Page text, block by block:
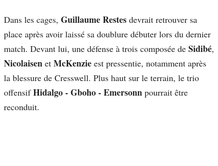
Dans les cages, Guillaume Restes devrait retrouver sa
place après avoir laissé sa doublure débuter lors du dernier
match. Devant lui, une défense à trois composée de Sidibé,
Nicolaisen et McKenzie est pressentie, notamment après
la blessure de Cresswell. Plus haut sur le terrain, le trio
offensifHidalgo - Gboho - Emersonn pourrait être
reconduit.